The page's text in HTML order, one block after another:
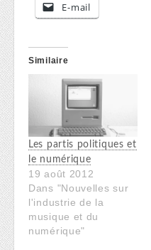
E-mail
Similaire
Les partis politiques et
le numérique
19 août 2012
Dans "Nouvelles sur
l'industrie de la
musique et du
numérique"